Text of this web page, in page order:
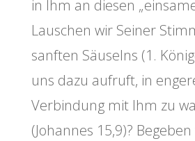
in Ihm an diesen
Lauschen wir Seiner
sanften Säuselns (1.
uns dazu aufruft, in
Verbindung mit Ihm zu
(Johannes 15,9)?